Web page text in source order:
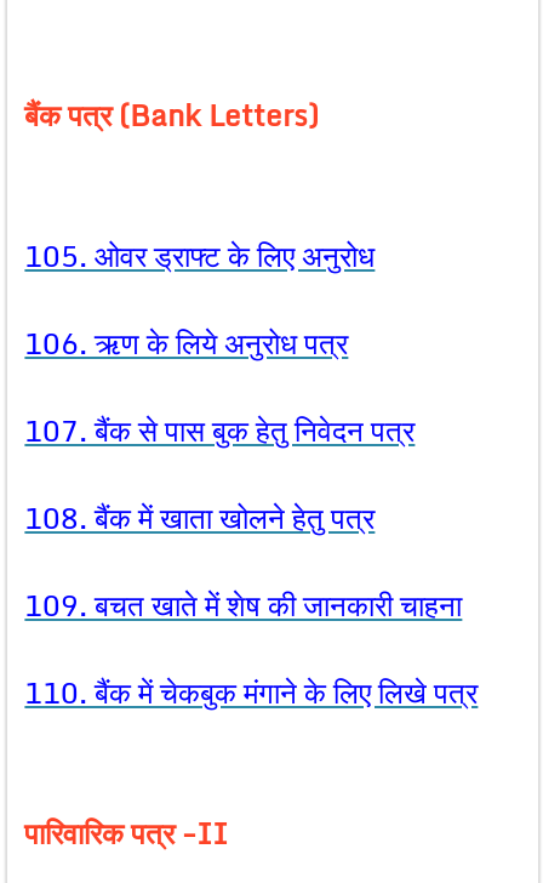
बैंक पत्र (Bank Letters)
105. ओवर ड्राफ्ट के लिए अनुरोध
106. ऋण के लिये अनुरोध पत्र
107. बैंक से पास बुक हेतु निवेदन पत्र
108. बैंक में खाता खोलने हेतु पत्र
109. बचत खाते में शेष की जानकारी चाहना
110. बैंक में चेकबुक मंगाने के लिए लिखे पत्र
पारिवारिक पत्र -II